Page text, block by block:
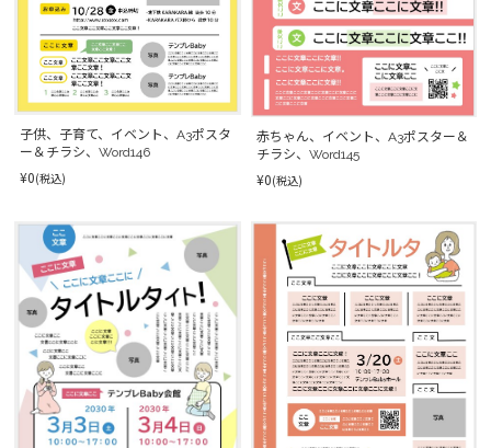
子供、子育て、イベント、A3ポスタ
ー＆チラシ、Word146
¥0(税込)
赤ちゃん、イベント、A3ポスター＆
チラシ、Word145
¥0(税込)